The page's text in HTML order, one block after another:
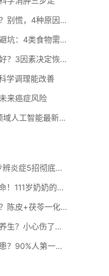
肛门指检手套带血？别慌，4种原因要分清
急性前列腺炎饮食避坑：4类食物需规避促康复
急性腰扭伤多久能好？3因素决定恢复速度
学调理能改善
来癌症风险
2026年医疗健康领域人工智能最新新闻与突破
龟头红痒别慌！4步辨炎症5招彻底防复发
长寿真不是天生好命！111岁奶奶的秘诀就是天天都在做的四件事
单喝陈皮口干便秘？陈皮+茯苓一化一排稳祛湿不伤身
吃复合维生素真能养生？小心伤了你的肝！
一管扶他林竟成隐患？90%人第一步就错了！